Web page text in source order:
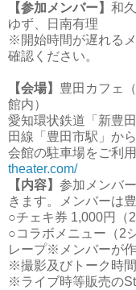
【参加メンバー】 和
ゆず、日南有理
※開始時間が遅れる
確認ください。
【会場】 豊田カフェ
館内）
愛知環状鉄道「新豊
田線「豊田市駅」か
会館の駐車場をご利
theater.com/
【内容】 参加メンバ
きます。メンバーは
○チェキ券 1,000円（
○コラボメニュー（2
レープ※メンバーが
※撮影及びトーク時間
※ライブ時等販売の